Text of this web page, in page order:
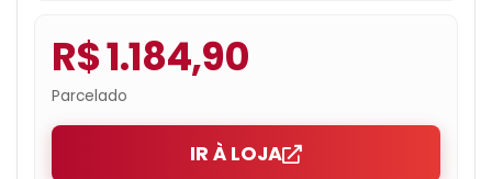
R$ 1.184,90
Parcelado
IR À LOJA